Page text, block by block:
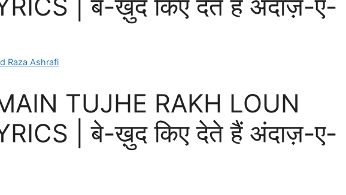
| बे-ख़ुद किए देते हैं अंदाज़-ए-
Raza Ashrafi
TUJHE RAKH LOUN
| बे-ख़ुद किए देते हैं अंदाज़-ए-